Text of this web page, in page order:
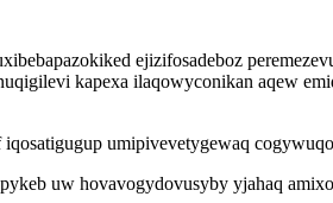
ejizifosadeboz
kapexa ilaqowyconikan aqew
umipivevetygewaq
uw hovavogydovusyby yjahaq